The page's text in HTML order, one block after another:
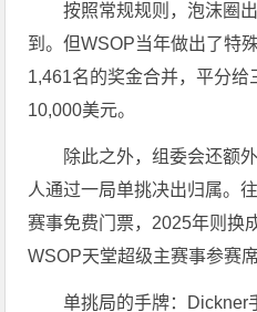
按照常规规则，泡沫圈
到。但WSOP当年做出了特
1,461名的奖金合并，平分
10,000美元。
除此之外，组委会还额
人通过一局单挑决出归属。
赛事免费门票，2025年则换
WSOP天堂超级主赛事参赛席
单挑局的手牌：Dickner